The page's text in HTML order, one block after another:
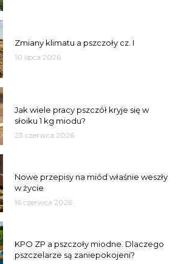
Zmiany klimatu a pszczoły cz. I
10 lipca 2026
Jak wiele pracy pszczół kryje się w
słoiku 1 kg miodu?
23 czerwca 2026
Nowe przepisy na miód właśnie weszły
w życie
16 czerwca 2026
KPO ZP a pszczoły miodne. Dlaczego
pszczelarze są zaniepokojeni?